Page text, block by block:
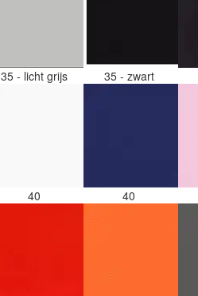
35 - licht grijs 35 - zwart
40 40